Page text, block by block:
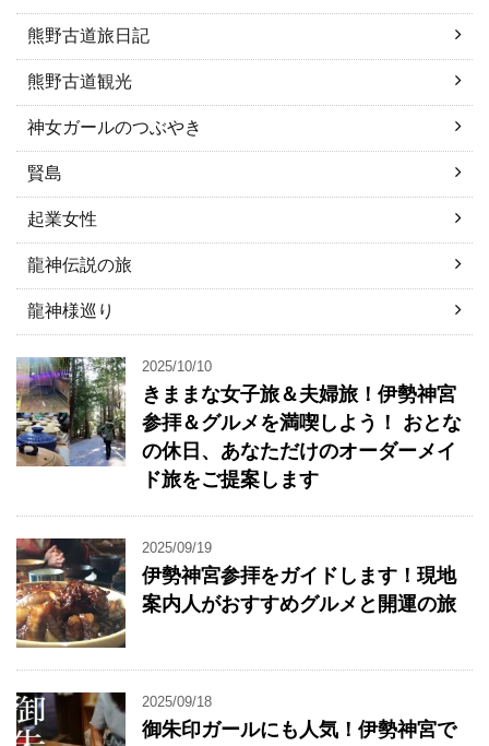
熊野古道旅日記
熊野古道観光
神女ガールのつぶやき
賢島
起業女性
龍神伝説の旅
龍神様巡り
2025/10/10
きままな女子旅＆夫婦旅！伊勢神宮
参拝＆グルメを満喫しよう！ おとな
の休日、あなただけのオーダーメイ
ド旅をご提案します
2025/09/19
伊勢神宮参拝をガイドします！現地
案内人がおすすめグルメと開運の旅
2025/09/18
御朱印ガールにも人気！伊勢神宮で